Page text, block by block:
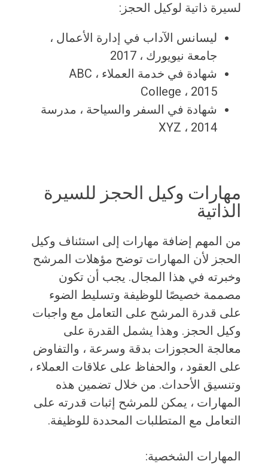
لسيرة ذاتية لوكيل الحجز:
ليسانس الآداب في إدارة الأعمال ،
جامعة نيويورك ، 2017
شهادة في خدمة العملاء ، ABC
College ، 2015
شهادة في السفر والسياحة ، مدرسة
XYZ ، 2014
مهارات وكيل الحجز للسيرة
الذاتية
من المهم إضافة مهارات إلى استئناف وكيل
الحجز لأن المهارات توضح مؤهلات المرشح
وخبرته في هذا المجال. يجب أن تكون
مصممة خصيصًا للوظيفة وتسليط الضوء
على قدرة المرشح على التعامل مع واجبات
وكيل الحجز. وهذا يشمل القدرة على
معالجة الحجوزات بدقة وسرعة ، والتفاوض
على العقود ، والحفاظ على علاقات العملاء ،
وتنسيق الأحداث. من خلال تضمين هذه
المهارات ، يمكن للمرشح إثبات قدرته على
التعامل مع المتطلبات المحددة للوظيفة.
المهارات الشخصية: